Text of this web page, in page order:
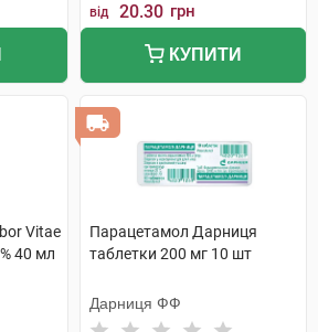
від 20.30 грн
КУПИТИ
Vitae
40 мл
Парацетамол Дарниця
таблетки 200 мг 10 шт
Дарниця ФФ